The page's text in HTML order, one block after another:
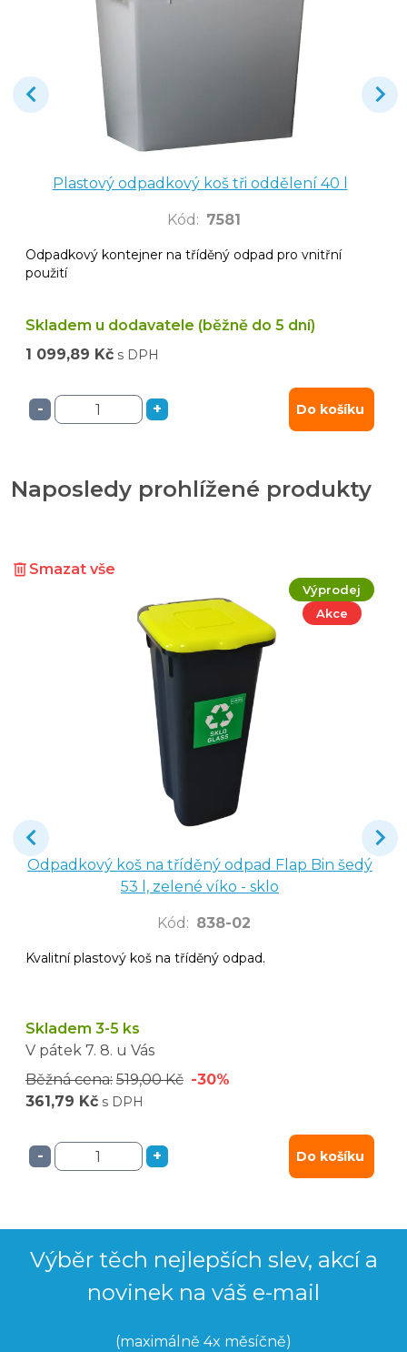
Plastový odpadkový koš tři oddělení 40 l
Kód : 7581
Odpadkový kontejner na tříděný odpad pro vnitřní
použití
Skladem u dodavatele (běžně do 5 dní)
1 099,89 Kč s DPH
- + Do košíku
Naposledy prohlížené produkty
Smazat vše
Výprodej
Akce
Odpadkový koš na tříděný odpad Flap Bin šedý
53 l, zelené víko - sklo
Kód : 838-02
Kvalitní plastový koš na tříděný odpad.
Skladem 3-5 ks
V pátek 7. 8. u Vás
Běžná cena: 519,00 Kč -30%
361,79 Kč s DPH
- + Do košíku
Výběr těch nejlepších slev, akcí a
novinek na váš e-mail
(maximálně 4x měsíčně)